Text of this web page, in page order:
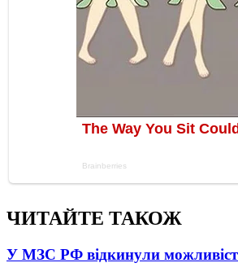
ЧИТАЙТЕ ТАКОЖ
У МЗС РФ відкинули